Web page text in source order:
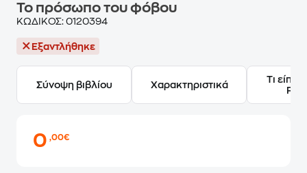
Το πρόσωπο του φόβου
ΚΩΔΙΚΟΣ: 0120394
Εξαντλήθηκε
Σύνοψη βιβλίου Χαρακτηριστικά
Τι
0,00€